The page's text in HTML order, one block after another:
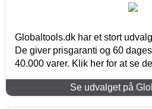
Globaltools.dk har et stort
De giver prisgaranti og 60
40.000 varer. Klik her for at se
Se udvalget på